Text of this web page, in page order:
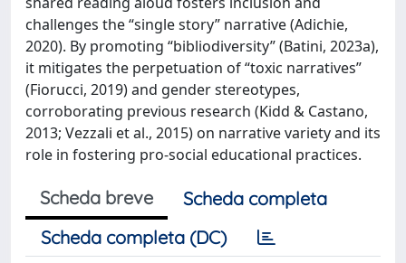
challenges the “single story” narrative (Adichie,
2020). By promoting “bibliodiversity” (Batini, 2023a),
it mitigates the perpetuation of “toxic narratives”
(Fiorucci, 2019) and gender stereotypes,
corroborating previous research (Kidd & Castano,
2013; Vezzali et al., 2015) on narrative variety and its
role in fostering pro-social educational practices.
Scheda breve
Scheda completa
Scheda completa (DC)